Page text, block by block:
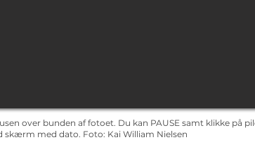
over bunden af fotoet. Du kan PAUSE samt klikke på
skærm med dato. Foto: Kai William Nielsen